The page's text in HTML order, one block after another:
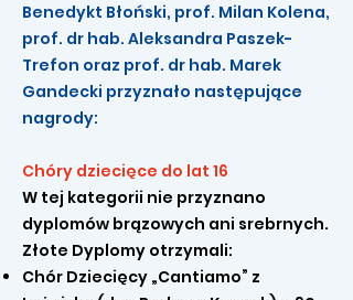
Benedykt Błoński, prof. Milan Kolena,
prof. dr hab. Aleksandra Paszek-
Trefon oraz prof. dr hab. Marek
Gandecki przyznało następujące
nagrody:
Chóry dziecięce do lat 16
W tej kategorii nie przyznano
dyplomów brązowych ani srebrnych.
Złote Dyplomy otrzymali:
Chór Dziecięcy „Cantiamo” z